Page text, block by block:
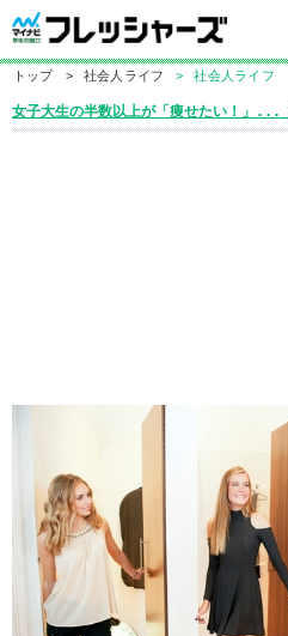
トップ > 社会人ライフ > 社会人ライフ
女子大生の半数以上が「痩せたい！」...